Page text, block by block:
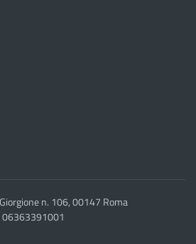
n. 106, 00147 Roma
06363391001